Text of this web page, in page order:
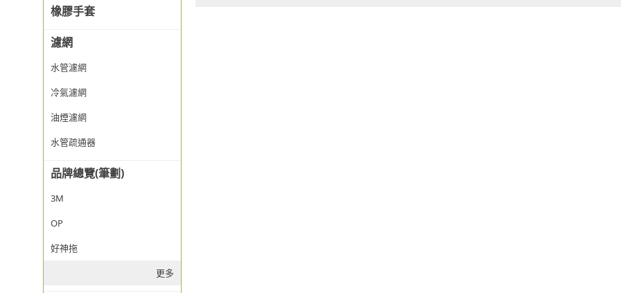
橡膠手套
濾網
水管濾網
冷氣濾網
油煙濾網
水管疏通器
品牌總覽(筆劃)
3M
OP
好神拖
更多